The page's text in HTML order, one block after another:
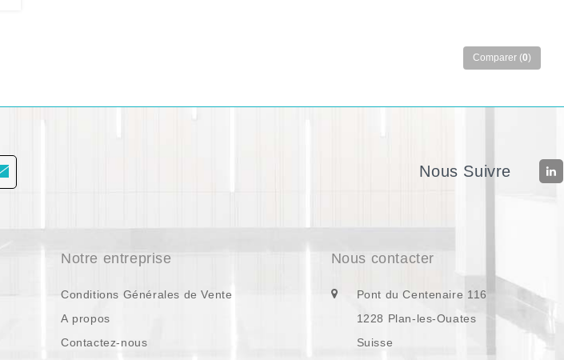
Comparer (0)
Nous Suivre
Notre entreprise
Conditions Générales de Vente
A propos
Contactez-nous
Nous contacter
Pont du Centenaire 116
1228 Plan-les-Ouates
Suisse